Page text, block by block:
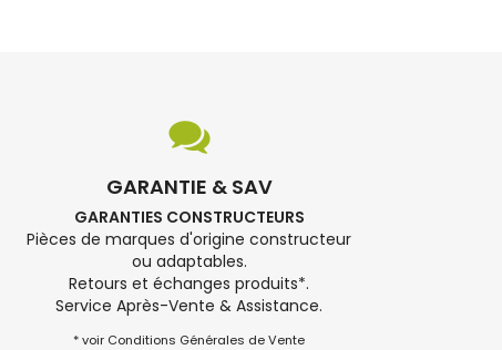
GARANTIE & SAV
GARANTIES CONSTRUCTEURS
Pièces de marques d'origine constructeur
ou adaptables.
Retours et échanges produits*.
Service Après-Vente & Assistance.
* voir Conditions Générales de Vente